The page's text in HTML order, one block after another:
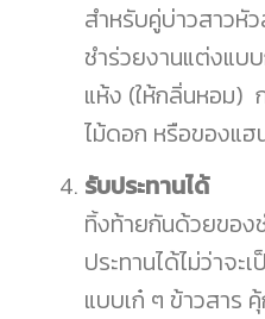
สำหรับคู่บ่าวสาวหั
ชำร่วยงานแต่งแบ
แห้ง (ให้กลิ่นหอม)
ไม้ดอก หรือของแฮ
รับประทานได้
ทิ้งท้ายกันด้วยของ
ประทานได้ไม่ว่าจะ
แบบเก๋ ๆ ข้าวสาร